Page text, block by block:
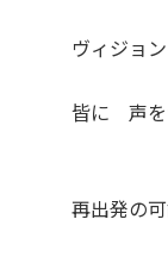
ヴィジョ
皆に 声を
再出発の